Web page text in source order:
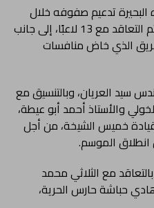
تدعيم صفوفه خلال
فترة الانتقالات الصيفية، بعدما أتم التعاقد مع 13 لاعبًا، إلى جانب
الذي خاض منافسات
سيد العريان، وبالتنسيق مع
والأستاذ أحمد أبو عيطة،
خميس الشيخة، من أجل
انطلاق الموسم.
مع الثلاثي محمد
حباشة حارس الحرية،